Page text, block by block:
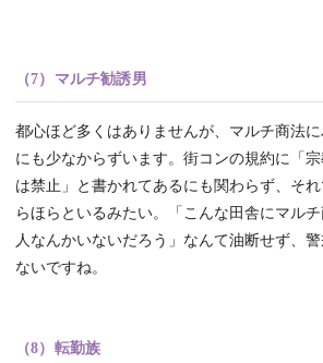
（7）マルチ勧誘男
都心ほど多くはありませんが、マルチ商法
にも少なからずいます。街コンの規約に「
は禁止」と書かれてあるにも関わらず、そ
らほらといるみたい。「こんな田舎にマル
人なんかいないだろう」なんて油断せず、
ないですね。
（8）転勤族